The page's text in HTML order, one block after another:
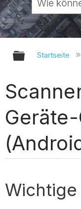
Startseite